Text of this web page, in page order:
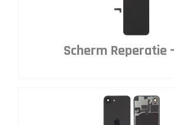
Scherm Reperatie